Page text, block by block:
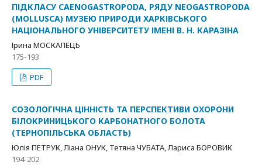
ПІДКЛАСУ CAENOGASTROPODA, РЯДУ NEOGASTROPODA
(MOLLUSCA) МУЗЕЮ ПРИРОДИ ХАРКІВСЬКОГО
НАЦІОНАЛЬНОГО УНІВЕРСИТЕТУ ІМЕНІ В. Н. КАРАЗІНА
Ірина МОСКАЛЕЦЬ
175-193
PDF
СОЗОЛОГІЧНА ЦІННІСТЬ ТА ПЕРСПЕКТИВИ ОХОРОНИ
БІЛОКРИНИЦЬКОГО КАРБОНАТНОГО БОЛОТА
(ТЕРНОПІЛЬСЬКА ОБЛАСТЬ)
Юлія ПЕТРУК, Ліана ОНУК, Тетяна ЧУБАТА, Лариса БОРОВИК
194-202